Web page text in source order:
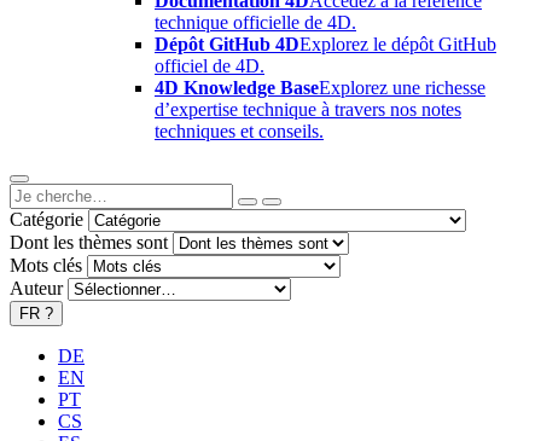
technique officielle de 4D.
Dépôt GitHub 4DExplorez le dépôt GitHub
officiel de 4D.
4D Knowledge BaseExplorez une richesse
d’expertise technique à travers nos notes
techniques et conseils.
Catégorie
Dont les thèmes sont
Mots clés
Auteur
FR ?
DE
EN
PT
CS